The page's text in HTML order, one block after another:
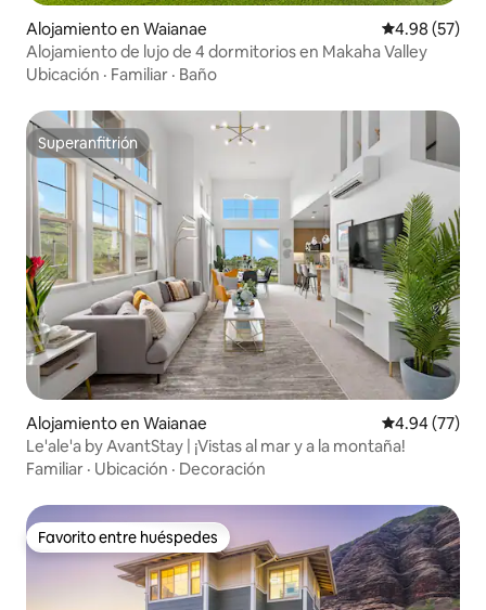
Alojamiento en Waianae Calificación
4.98 (57)
Alojamiento de lujo de 4 dormitorios en Makaha Valley
Ubicación · Familiar · Baño
Superanfitrión
Superanfitrión
Alojamiento en Waianae Calificación
4.94 (77)
Le'ale'a by AvantStay | ¡Vistas al mar y a la montaña!
Familiar · Ubicación · Decoración
Favorito entre huéspedes
Favorito entre huéspedes